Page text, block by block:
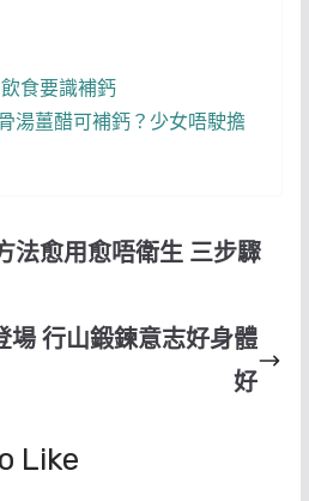
食要識補鈣
湯薑醋可補鈣？少女唔駛擔
法愈用愈唔衛生 三步驟
場 行山鍛鍊意志好身體
好
Like